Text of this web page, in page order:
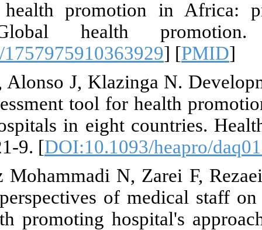
Advances
hospitals.
[
25. Groene
WHO self-
study in 38
26.
R. Exploring
health: a